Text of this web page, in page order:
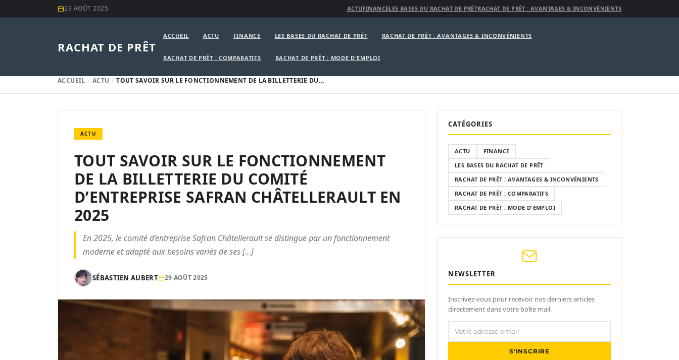
29 AOÛT 2025 ACTUFINANCELES BASES DU RACHAT DE PRÊTRACHAT DE PRÊT : AVANTAGES & INCONVÉNIENTS
RACHAT DE PRÊT
ACCUEIL ACTU FINANCE LES BASES DU RACHAT DE PRÊT RACHAT DE PRÊT : AVANTAGES & INCONVÉNIENTS
RACHAT DE PRÊT : COMPARATIFS RACHAT DE PRÊT : MODE D'EMPLOI
ACCUEIL ACTU TOUT SAVOIR SUR LE FONCTIONNEMENT DE LA BILLETTERIE DU…
ACTU
TOUT SAVOIR SUR LE FONCTIONNEMENT
DE LA BILLETTERIE DU COMITÉ
D’ENTREPRISE SAFRAN CHÂTELLERAULT EN
2025
En 2025, le comité d’entreprise Safran Châtellerault se distingue par un fonctionnement
moderne et adapté aux besoins variés de ses […]
SÉBASTIEN AUBERT 29 AOÛT 2025
CATÉGORIES
ACTU
FINANCE
LES BASES DU RACHAT DE PRÊT
RACHAT DE PRÊT : AVANTAGES & INCONVÉNIENTS
RACHAT DE PRÊT : COMPARATIFS
RACHAT DE PRÊT : MODE D'EMPLOI
NEWSLETTER
Inscrivez-vous pour recevoir nos derniers articles
directement dans votre boîte mail.
Votre adresse email
S'INSCRIRE